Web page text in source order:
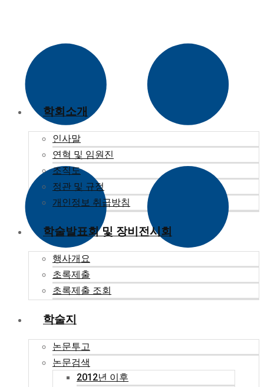
학회소개
인사말
연혁 및 임원진
조직도
정관 및 규정
개인정보 취급방침
학술발표회 및 장비전시회
행사개요
초록제출
초록제출 조회
학술지
논문투고
논문검색
2012년 이후